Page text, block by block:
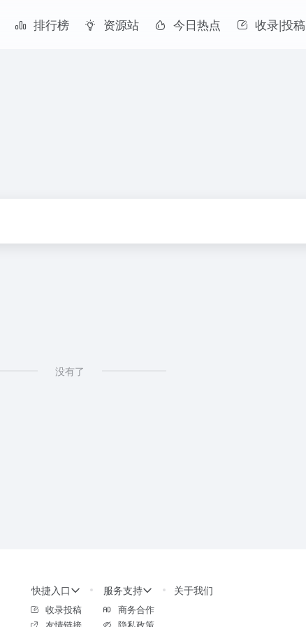
排行榜 资源站 今日热点 收录|投稿
没有了
快捷入口
收录投稿
服务支持
商务合作
关于我们